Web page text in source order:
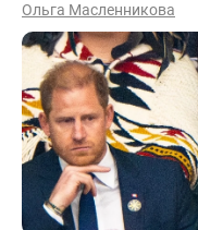
Ольга Масленникова